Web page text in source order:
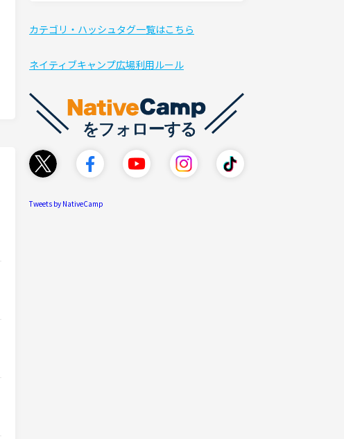
カテゴリ・ハッシュタグ一覧はこちら
ネイティブキャンプ広場利用ルール
Tweets by NativeCamp